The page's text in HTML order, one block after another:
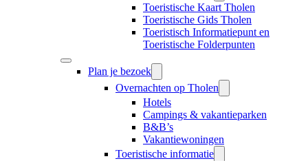
Toeristische Kaart Tholen
Toeristische Gids Tholen
Toeristisch Informatiepunt en
Toeristische Folderpunten
Plan je bezoek
Overnachten op Tholen
Hotels
Campings & vakantieparken
B&B’s
Vakantiewoningen
Toeristische informatie